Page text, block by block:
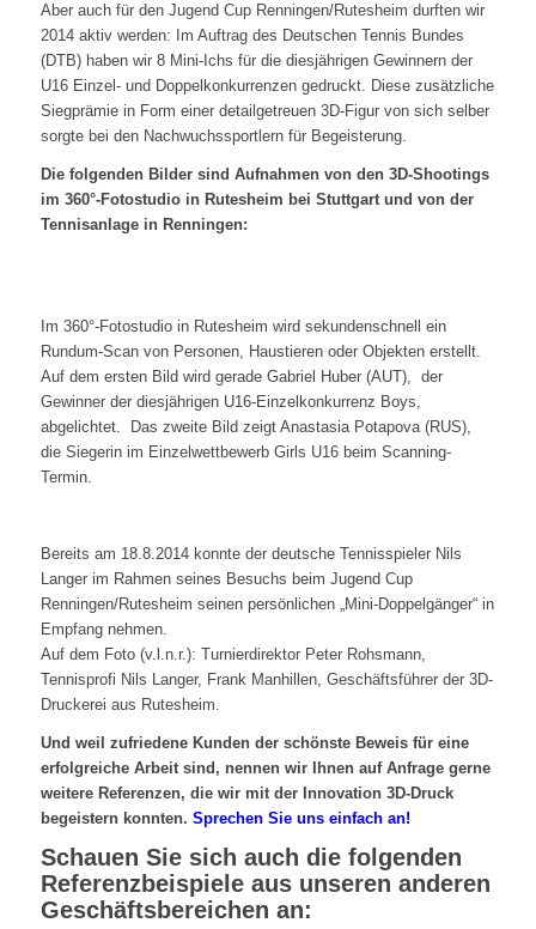
Aber auch für den Jugend Cup Renningen/Rutesheim durften wir
2014 aktiv werden: Im Auftrag des Deutschen Tennis Bundes
(DTB) haben wir 8 Mini-Ichs für die diesjährigen Gewinnern der
U16 Einzel- und Doppelkonkurrenzen gedruckt. Diese zusätzliche
Siegprämie in Form einer detailgetreuen 3D-Figur von sich selber
sorgte bei den Nachwuchssportlern für Begeisterung.
Die folgenden Bilder sind Aufnahmen von den 3D-Shootings
im 360°-Fotostudio in Rutesheim bei Stuttgart und von der
Tennisanlage in Renningen:
Im 360°-Fotostudio in Rutesheim wird sekundenschnell ein
Rundum-Scan von Personen, Haustieren oder Objekten erstellt.
Auf dem ersten Bild wird gerade Gabriel Huber (AUT), der
Gewinner der diesjährigen U16-Einzelkonkurrenz Boys,
abgelichtet. Das zweite Bild zeigt Anastasia Potapova (RUS),
die Siegerin im Einzelwettbewerb Girls U16 beim Scanning-
Termin.
Bereits am 18.8.2014 konnte der deutsche Tennisspieler Nils
Langer im Rahmen seines Besuchs beim Jugend Cup
Renningen/Rutesheim seinen persönlichen „Mini-Doppelgänger“ in
Empfang nehmen.
Auf dem Foto (v.l.n.r.): Turnierdirektor Peter Rohsmann,
Tennisprofi Nils Langer, Frank Manhillen, Geschäftsführer der 3D-
Druckerei aus Rutesheim.
Und weil zufriedene Kunden der schönste Beweis für eine
erfolgreiche Arbeit sind, nennen wir Ihnen auf Anfrage gerne
weitere Referenzen, die wir mit der Innovation 3D-Druck
begeistern konnten. Sprechen Sie uns einfach an!
Schauen Sie sich auch die folgenden
Referenzbeispiele aus unseren anderen
Geschäftsbereichen an: